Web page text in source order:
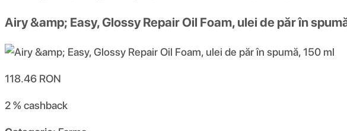
Airy &amp; Easy, Glossy Repair Oil Foam, ulei de păr în
118.46 RON
2 %cashback